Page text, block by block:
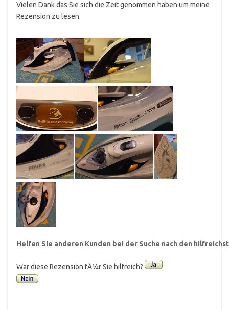
Vielen Dank das Sie sich die Zeit genommen haben um meine
Rezension zu lesen.
Helfen Sie anderen Kunden bei der Suche nach den
War diese Rezension fÃ¼r Sie hilfreich?